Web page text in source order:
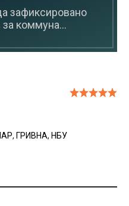
зафиксировано
коммуна...
, ГРИВНА, НБУ